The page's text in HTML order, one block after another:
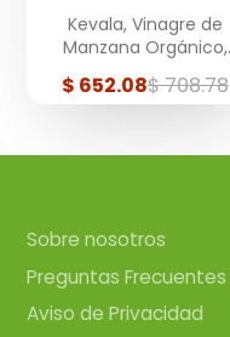
Kevala, Vinagre de
Manzana Orgánico,
Precio
de
$ 652.08Precio
regular
$ 708.78
Sobre nosotros
Preguntas Frecuentes
Aviso de Privacidad